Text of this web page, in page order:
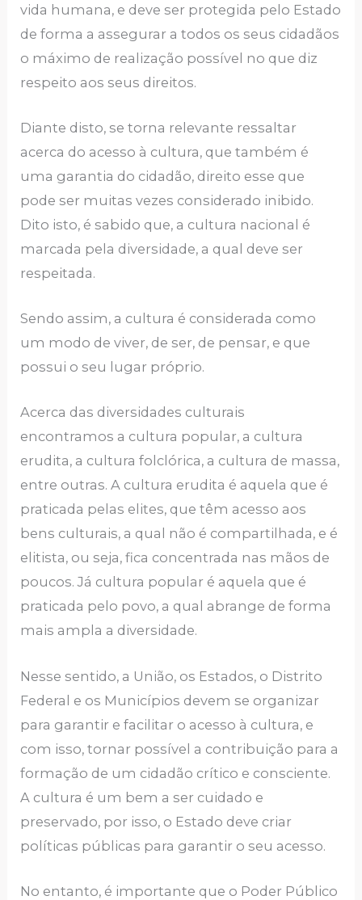
vida humana, e deve ser protegida pelo Estado
de forma a assegurar a todos os seus cidadãos
o máximo de realização possível no que diz
respeito aos seus direitos.
Diante disto, se torna relevante ressaltar
acerca do acesso à cultura, que também é
uma garantia do cidadão, direito esse que
pode ser muitas vezes considerado inibido.
Dito isto, é sabido que, a cultura nacional é
marcada pela diversidade, a qual deve ser
respeitada.
Sendo assim, a cultura é considerada como
um modo de viver, de ser, de pensar, e que
possui o seu lugar próprio.
Acerca das diversidades culturais
encontramos a cultura popular, a cultura
erudita, a cultura folclórica, a cultura de massa,
entre outras. A cultura erudita é aquela que é
praticada pelas elites, que têm acesso aos
bens culturais, a qual não é compartilhada, e é
elitista, ou seja, fica concentrada nas mãos de
poucos. Já cultura popular é aquela que é
praticada pelo povo, a qual abrange de forma
mais ampla a diversidade.
Nesse sentido, a União, os Estados, o Distrito
Federal e os Municípios devem se organizar
para garantir e facilitar o acesso à cultura, e
com isso, tornar possível a contribuição para a
formação de um cidadão crítico e consciente.
A cultura é um bem a ser cuidado e
preservado, por isso, o Estado deve criar
políticas públicas para garantir o seu acesso.
No entanto, é importante que o Poder Público